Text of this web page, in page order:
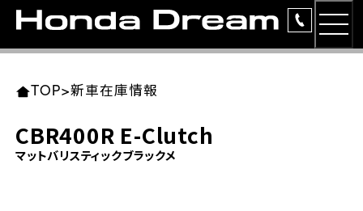
ラインアップ
TOP>新車在庫情報
CBR400R E-Clutch
マットバリスティックブラックメ
東北エリア 店舗一覧
岩手県
関東エリア 店舗一覧
東京都
中部エリア 店舗一覧
愛知県
近畿エリア 店舗一覧
大阪府
中国・四国エリア 店舗一覧
岡山県
九州エリア 店舗一覧
福岡県